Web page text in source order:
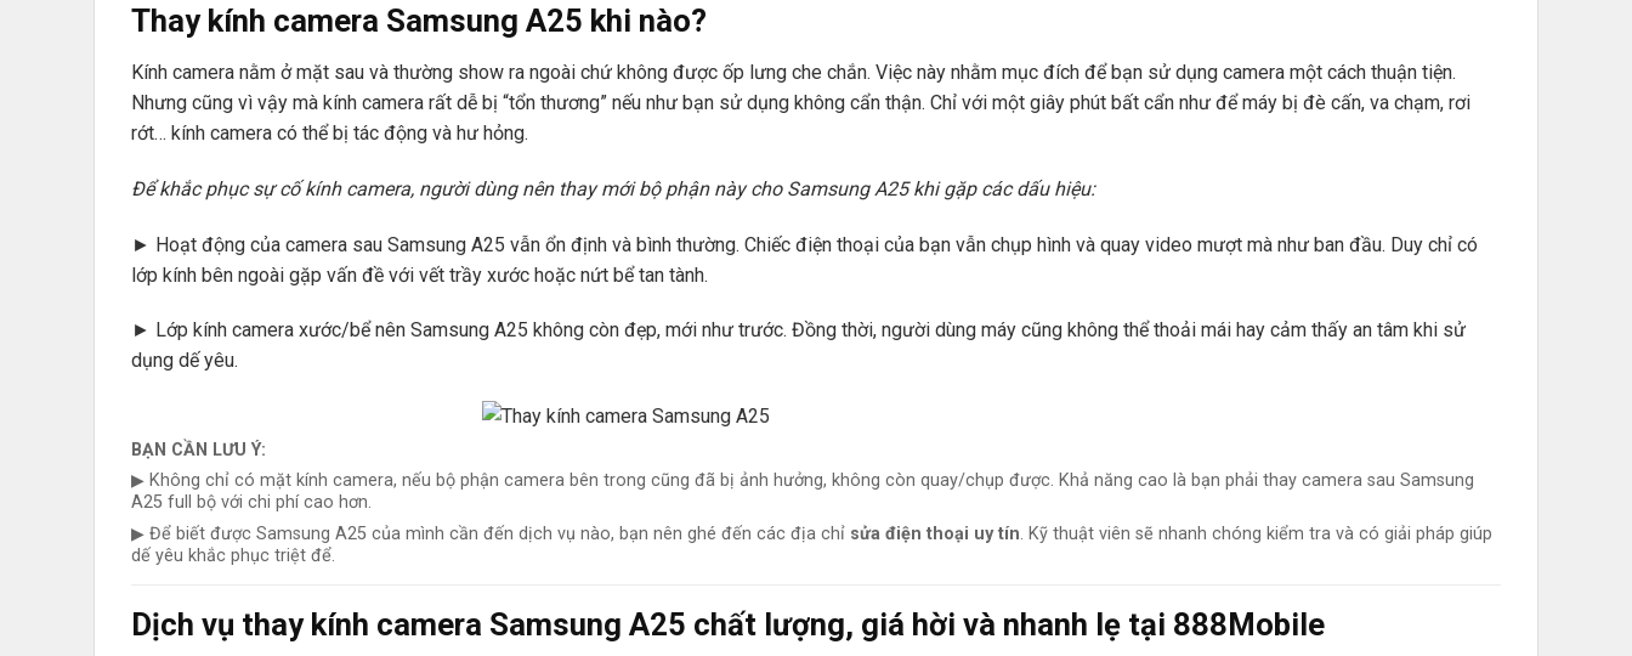
Thay kính camera Samsung A25 khi nào?
Kính camera nằm ở mặt sau và thường show ra ngoài chứ không được ốp lưng che chắn. Việc này nhằm mục đích để bạn sử dụng camera một cách thuận tiện.
Nhưng cũng vì vậy mà kính camera rất dễ bị “tổn thương” nếu như bạn sử dụng không cẩn thận. Chỉ với một giây phút bất cẩn như để máy bị đè cấn, va chạm, rơi
rớt… kính camera có thể bị tác động và hư hỏng.
Để khắc phục sự cố kính camera, người dùng nên thay mới bộ phận này cho Samsung A25 khi gặp các dấu hiệu:
► Hoạt động của camera sau Samsung A25 vẫn ổn định và bình thường. Chiếc điện thoại của bạn vẫn chụp hình và quay video mượt mà như ban đầu. Duy chỉ có
lớp kính bên ngoài gặp vấn đề với vết trầy xước hoặc nứt bể tan tành.
► Lớp kính camera xước/bể nên Samsung A25 không còn đẹp, mới như trước. Đồng thời, người dùng máy cũng không thể thoải mái hay cảm thấy an tâm khi sử
dụng dế yêu.
BẠN CẦN LƯU Ý:
▶ Không chỉ có mặt kính camera, nếu bộ phận camera bên trong cũng đã bị ảnh hưởng, không còn quay/chụp được. Khả năng cao là bạn phải thay camera sau Samsung
A25 full bộ với chi phí cao hơn.
▶ Để biết được Samsung A25 của mình cần đến dịch vụ nào, bạn nên ghé đến các địa chỉ sửa điện thoại uy tín. Kỹ thuật viên sẽ nhanh chóng kiểm tra và có giải pháp giúp
dế yêu khắc phục triệt để.
Dịch vụ thay kính camera Samsung A25 chất lượng, giá hời và nhanh lẹ tại 888Mobile